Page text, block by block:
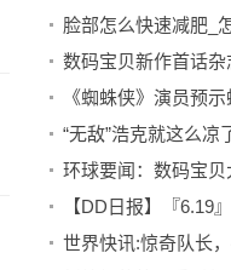
“无敌”浩克就这么凉
世界快讯:惊奇队长